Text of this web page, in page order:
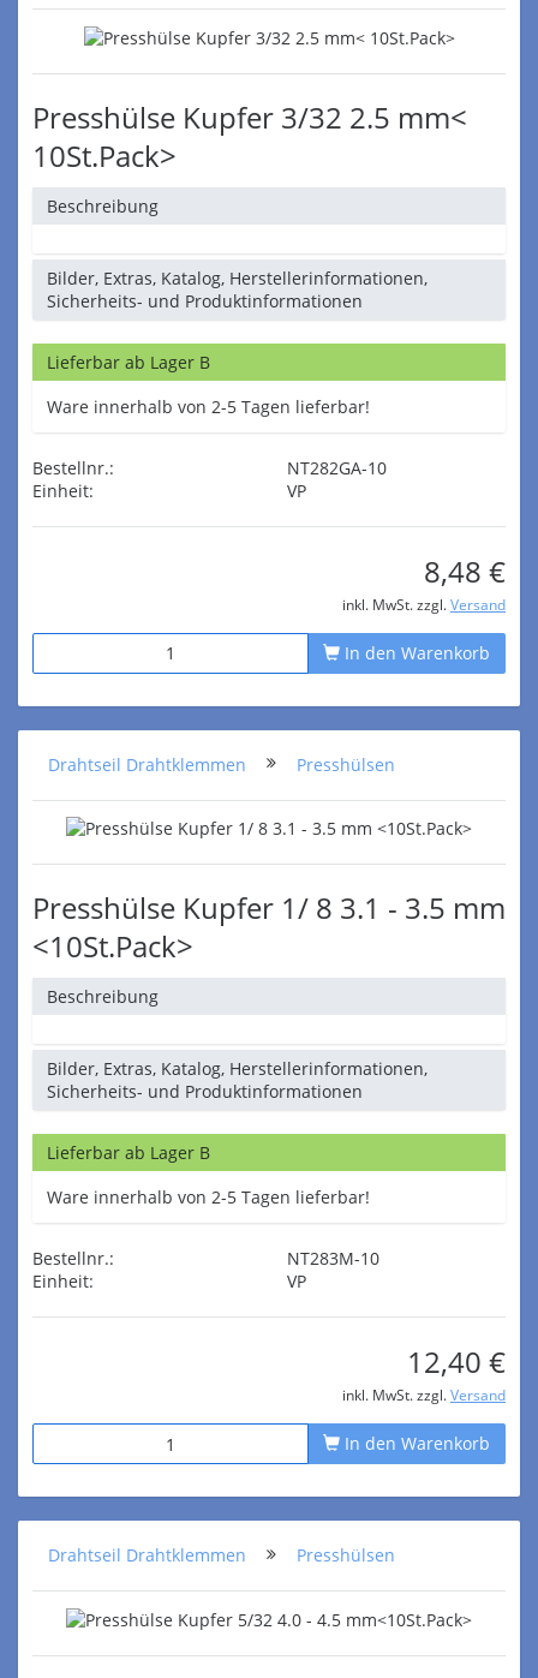
Presshülse Kupfer 3/32 2.5 mm<
10St.Pack>
Beschreibung
Bilder, Extras, Katalog, Herstellerinformationen,
Sicherheits- und Produktinformationen
Lieferbar ab Lager B
Ware innerhalb von 2-5 Tagen lieferbar!
Bestellnr.:
NT282GA-10
Einheit:
VP
8,48 €
inkl. MwSt. zzgl. Versand
In den Warenkorb
Drahtseil Drahtklemmen Presshülsen
Presshülse Kupfer 1/ 8 3.1 - 3.5 mm
<10St.Pack>
Beschreibung
Bilder, Extras, Katalog, Herstellerinformationen,
Sicherheits- und Produktinformationen
Lieferbar ab Lager B
Ware innerhalb von 2-5 Tagen lieferbar!
Bestellnr.:
NT283M-10
Einheit:
VP
12,40 €
inkl. MwSt. zzgl.Versand
In den Warenkorb
Drahtseil Drahtklemmen Presshülsen